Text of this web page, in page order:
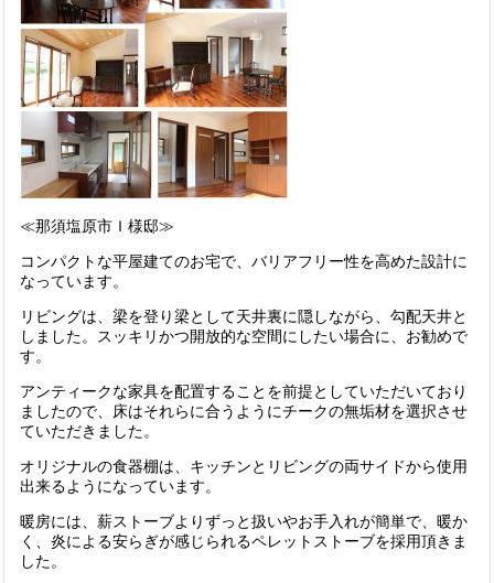
≪那須塩原市Ｉ様邸≫
コンパクトな平屋建てのお宅で、バリアフリー性を高めた設計に
なっています。
リビングは、梁を登り梁として天井裏に隠しながら、勾配天井と
しました。スッキリかつ開放的な空間にしたい場合に、お勧めで
す。
アンティークな家具を配置することを前提としていただいており
ましたので、床はそれらに合うようにチークの無垢材を選択させ
ていただきました。
オリジナルの食器棚は、キッチンとリビングの両サイドから使用
出来るようになっています。
暖房には、薪ストーブよりずっと扱いやお手入れが簡単で、暖か
く、炎による安らぎが感じられるペレットストーブを採用頂きま
した。